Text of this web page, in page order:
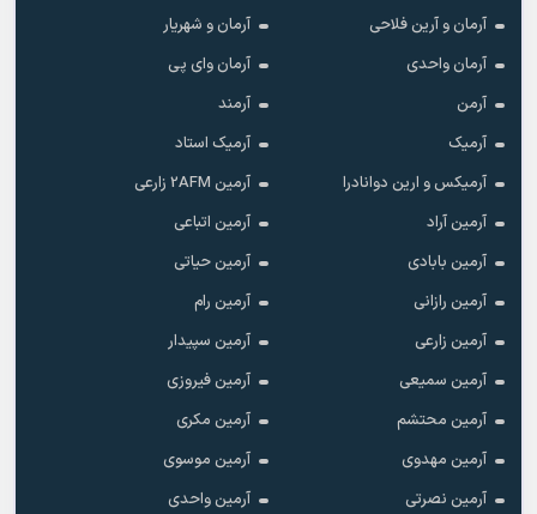
آرمان و آرین فلاحی
آرمان و شهریار
آرمان واحدی
آرمان وای پی
آرمن
آرمند
آرمیک
آرمیک استاد
آرمیکس و ارین دوانادرا
آرمین 2AFM زارعی
آرمین آراد
آرمین اتباعی
آرمین بابادی
آرمین حیاتی
آرمین رازانی
آرمین رام
آرمین زارعی
آرمین سپیدار
آرمین سمیعی
آرمین فیروزی
آرمین محتشم
آرمین مکری
آرمین مهدوی
آرمین موسوی
آرمین نصرتی
آرمین واحدی